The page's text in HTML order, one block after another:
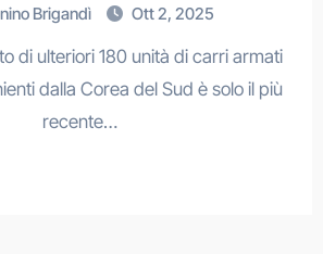
Brigandì Ott 2, 2025
di ulteriori 180 unità di carri armati
dalla Corea del Sud è solo il più
recente…